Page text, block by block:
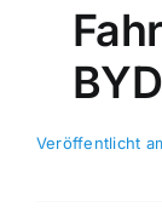
Veröffentlicht